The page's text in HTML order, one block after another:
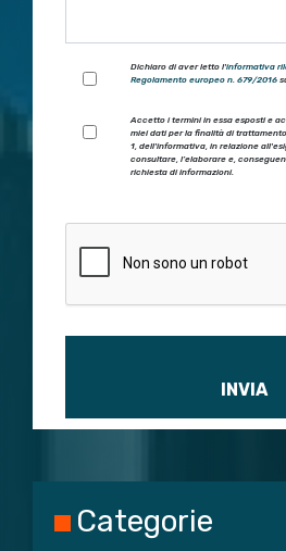
Dichiaro di aver letto l'informativa
Regolamento europeo n. 679/2016
Accetto i termini in essa esposti e
miei dati per la finalità di
1, dell'informativa, in relazione
consultare, l’elaborare e,
richiesta di informazioni.
Categorie